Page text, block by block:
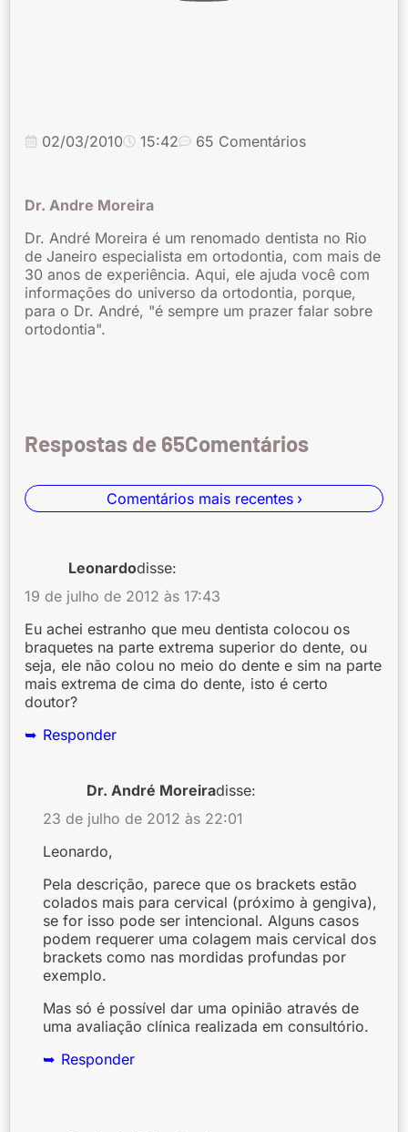
02/03/2010 15:42 65 Comentários
Dr. Andre Moreira
Dr. André Moreira é um renomado dentista no Rio
de Janeiro especialista em ortodontia, com mais de
30 anos de experiência. Aqui, ele ajuda você com
informações do universo da ortodontia, porque,
para o Dr. André, "é sempre um prazer falar sobre
ortodontia".
Respostas de 65
Comentários mais recentes
Leonardodisse:
19 de julho de 2012 às 17:43
Eu achei estranho que meu dentista colocou os
braquetes na parte extrema superior do dente, ou
seja, ele não colou no meio do dente e sim na parte
mais extrema de cima do dente, isto é certo
doutor?
Responder
Dr. André Moreiradisse:
23 de julho de 2012 às 22:01
Leonardo,
Pela descrição, parece que os brackets estão
colados mais para cervical (próximo à gengiva),
se for isso pode ser intencional. Alguns casos
podem requerer uma colagem mais cervical dos
brackets como nas mordidas profundas por
exemplo.
Mas só é possível dar uma opinião através de
uma avaliação clínica realizada em consultório.
Responder